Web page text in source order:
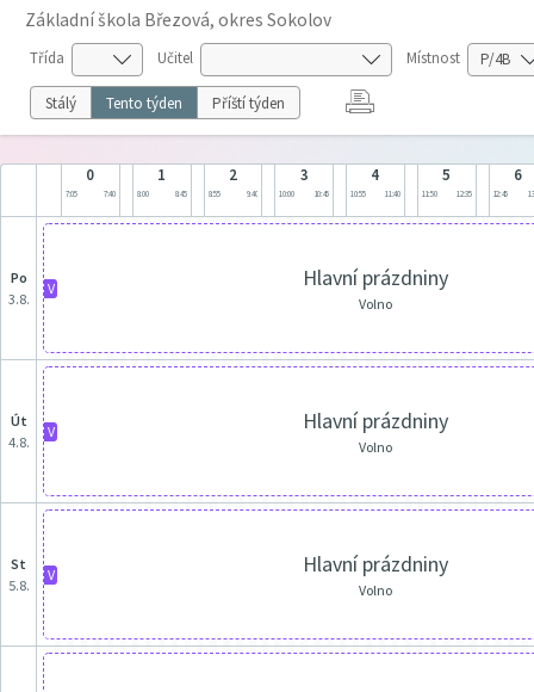
Základní škola Březová, okres Sokolov
Třída Učitel Místnost
Stálý Tento týden Příští týden
0
7:05 7:40
1
8:00 8:45
2
8:55 9:40
3
10:00 10:45
4
10:55 11:40
5
11:50 12:35
6
12:45
po
3.8.
V Hlavní prázdniny
Volno
út
4.8.
V Hlavní prázdniny
Volno
st
5.8.
V Hlavní prázdniny
Volno